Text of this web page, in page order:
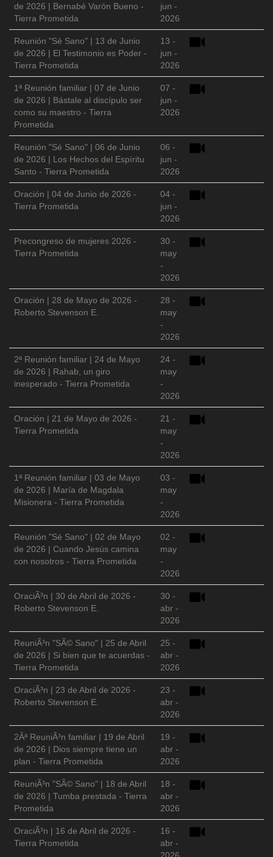
de 2026 | Bernabé Varón Bueno -
Tierra Prometida
jun -
2026
Reunión "Sé Sano" | 13 de Junio
de 2026 | El Testimonio es Poder -
Tierra Prometida
13 -
jun -
2026
1ª Reunión familiar | 07 de Junio
de 2026 | Bástale al discípulo ser
como su maestro - Tierra
Prometida
07 -
jun -
2026
Reunión "Sé Sano" | 06 de Junio
de 2026 | Los Hechos del Espíritu
Santo - Tierra Prometida
06 -
jun -
2026
Oración | 04 de Junio de 2026 -
Tierra Prometida
04 -
jun -
2026
Precongreso de mujeres 2026 -
Tierra Prometida
30 -
may
-
2026
Oración | 28 de Mayo de 2026 -
Roberto Stevenson E.
28 -
may
-
2026
2ª Reunión familiar | 24 de Mayo
de 2026 | Rahab, un giro
inesperado - Tierra Prometida
24 -
may
-
2026
Oración | 21 de Mayo de 2026 -
Tierra Prometida
21 -
may
-
2026
1ª Reunión familiar | 03 de Mayo
de 2026 | María de Magdala
Misionera - Tierra Prometida
03 -
may
-
2026
Reunión "Sé Sano" | 02 de Mayo
de 2026 | Cuando Jesús camina
con nosotros - Tierra Prometida
02 -
may
-
2026
OraciÃ³n | 30 de Abril de 2026 -
Roberto Stevenson E.
30 -
abr -
2026
ReuniÃ³n "SÃ© Sano" | 25 de Abril
de 2026 | Si bien que te acuerdas -
Tierra Prometida
25 -
abr -
2026
OraciÃ³n | 23 de Abril de 2026 -
Roberto Stevenson E.
23 -
abr -
2026
2Âª ReuniÃ³n familiar | 19 de Abril
de 2026 | Dios siempre tiene un
plan - Tierra Prometida
19 -
abr -
2026
ReuniÃ³n "SÃ© Sano" | 18 de Abril
de 2026 | Tumba prestada - Tierra
Prometida
18 -
abr -
2026
OraciÃ³n | 16 de Abril de 2026 -
Tierra Prometida
16 -
abr -